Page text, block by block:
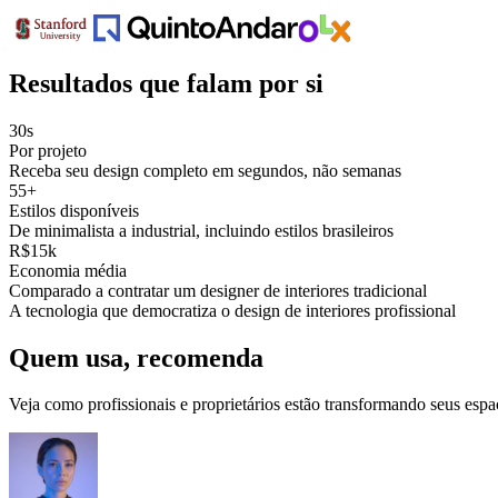
Resultados que falam por si
30s
Por projeto
Receba seu design completo em segundos, não semanas
55+
Estilos disponíveis
De minimalista a industrial, incluindo estilos brasileiros
R$15k
Economia média
Comparado a contratar um designer de interiores tradicional
A tecnologia que democratiza o design de interiores profissional
Quem usa, recomenda
Veja como profissionais e proprietários estão transformando seus